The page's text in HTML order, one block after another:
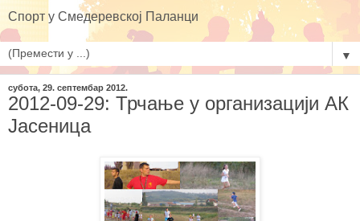
Спорт у Смедеревској Паланци
▼
субота, 29. септембар 2012.
2012-09-29: Трчање у организацији АК
Јасеница